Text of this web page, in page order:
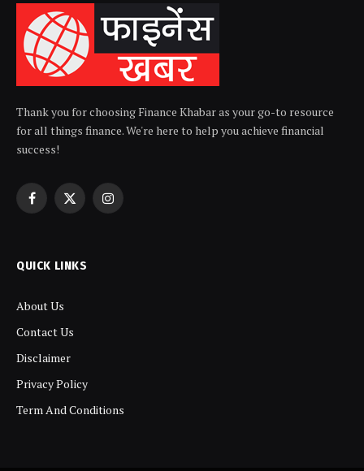
Thank you for choosing Finance Khabar as your go-to resource
for all things finance. We're here to help you achieve financial
success!
Facebook
X
Instagram
QUICK LINKS
About Us
Contact Us
Disclaimer
Privacy Policy
Term And Conditions